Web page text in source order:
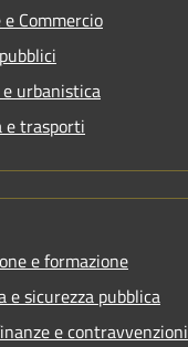
e Commercio
urbanistica
e trasporti
e formazione
e sicurezza pubblica
e contravvenzioni